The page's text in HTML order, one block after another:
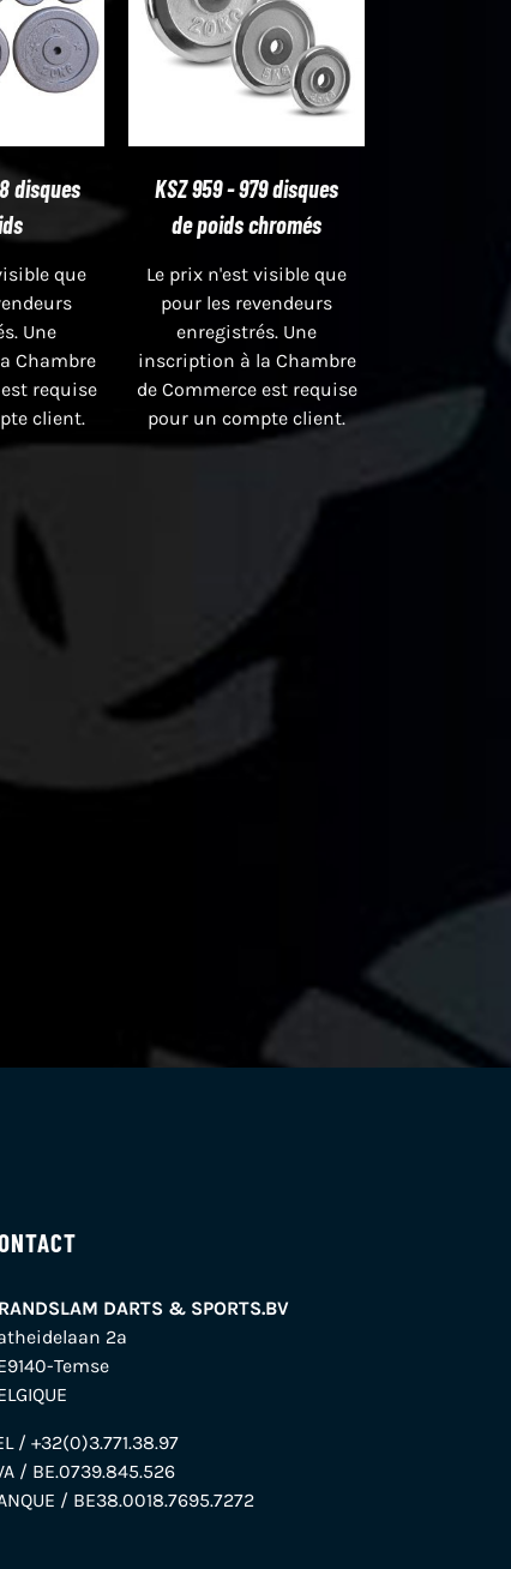
disques
que
Une
Chambre
requise
client.
KSZ 959 - 979 disques
de poids chromés
Le prix n'est visible que
pour les revendeurs
enregistrés. Une
inscription à la Chambre
de Commerce est requise
pour un compte client.
DARTS & SPORTS.BV
2a
Temse
/ +32(0)3.771.38.97
/ BE.0739.845.526
/ BE38.0018.7695.7272